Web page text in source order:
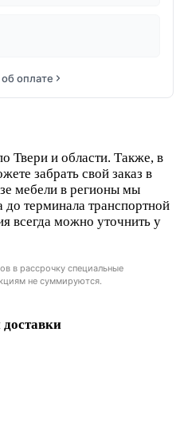
оплате
Твери и области. Также, в
забрать свой заказ в
мебели в регионы мы
до терминала транспортной
всегда можно уточнить у
в рассрочку специальные
не суммируются.